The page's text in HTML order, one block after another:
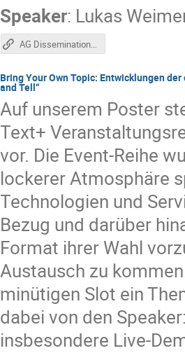
Speaker: Lukas
AG Dissemination on tour (Poster)
Bring Your Own Topic: Entwicklungen
and Tell“
Auf unserem Poster
Text+
vor. Die Event-Reihe
lockerer Atmosphäre
Technologien und
Bezug und darüber
Format ihrer Wahl
Austausch zu
minütigen Slot ein
dabei von den
insbesondere Live-